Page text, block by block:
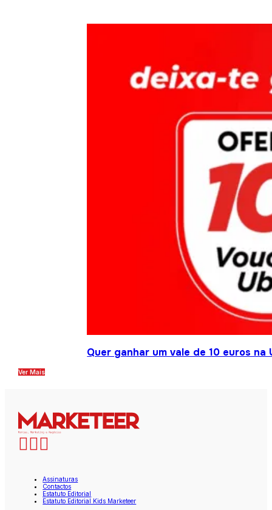
Quer ganhar um vale de 10 euros
Ver Mais
Assinaturas
Contactos
Estatuto Editorial
Estatuto Editorial Kids Marketeer